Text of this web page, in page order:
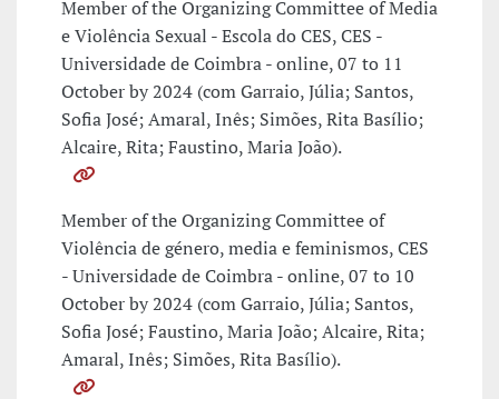
Member of the Organizing Committee of Media
e Violência Sexual - Escola do CES, CES -
Universidade de Coimbra - online, 07 to 11
October by 2024 (com Garraio, Júlia; Santos,
Sofia José; Amaral, Inês; Simões, Rita Basílio;
Alcaire, Rita; Faustino, Maria João).
Member of the Organizing Committee of
Violência de género, media e feminismos, CES
- Universidade de Coimbra - online, 07 to 10
October by 2024 (com Garraio, Júlia; Santos,
Sofia José; Faustino, Maria João; Alcaire, Rita;
Amaral, Inês; Simões, Rita Basílio).